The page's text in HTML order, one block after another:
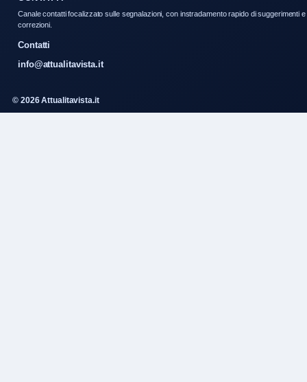
Canale contatti focalizzato sulle segnalazioni, con instradamento rapido di suggerimenti e
correzioni.
Contatti
info@attualitavista.it
© 2026 Attualitavista.it